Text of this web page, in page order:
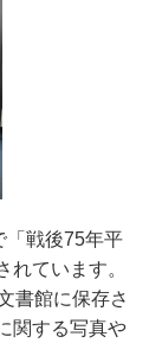
「戦後75年平
ています。
書館に保存さ
関する写真や